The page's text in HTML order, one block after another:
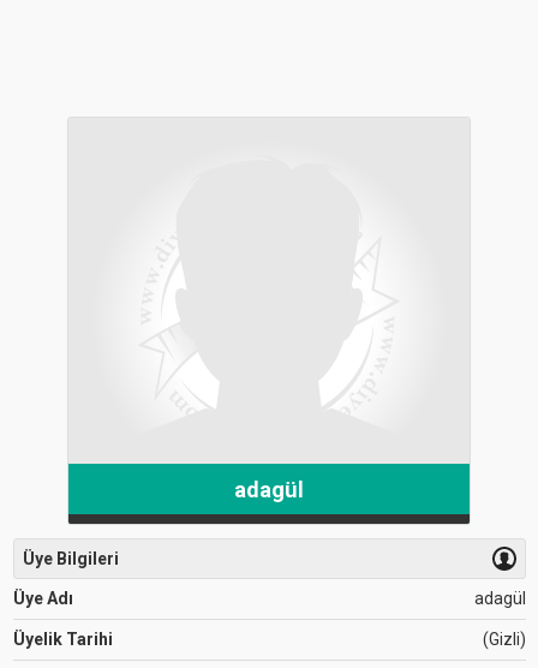
adagül
Üye Bilgileri
Üye Adı adagül
Üyelik Tarihi (Gizli)